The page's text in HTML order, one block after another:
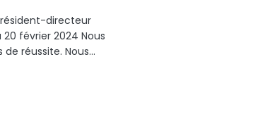
directeur
février 2024 Nous
réussite. Nous